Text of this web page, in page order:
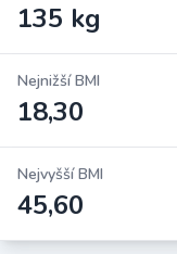
135 kg
Nejnižší BMI
18,30
Nejvyšší BMI
45,60